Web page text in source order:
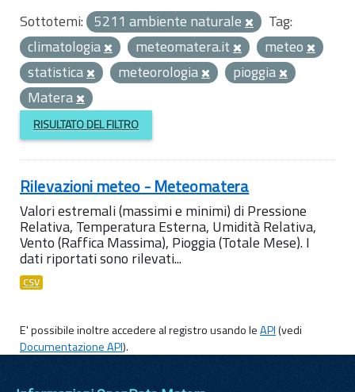
Sottotemi: 5211 ambiente naturale
Tag:
climatologia
meteomatera.it
meteo
statistica
meteorologia
pioggia
Matera
RISULTATO DEL FILTRO
Rilevazioni meteo - Meteomatera
Valori estremali (massimi e minimi) di Pressione
Relativa, Temperatura Esterna, Umidità Relativa,
Vento (Raffica Massima), Pioggia (Totale Mese). I
dati riportati sono rilevati...
CSV
E' possibile inoltre accedere al registro usando leAPI(vedi
Documentazione API).